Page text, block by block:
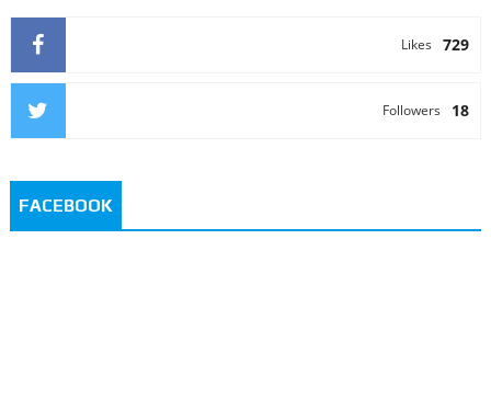
729
Likes
18
Followers
FACEBOOK